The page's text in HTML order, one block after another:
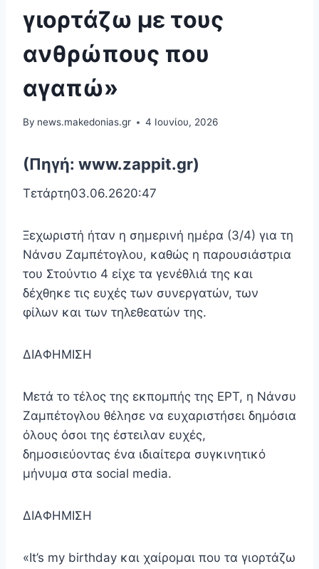
γιορτάζω με τους
ανθρώπους που
αγαπώ»
By news.makedonias.gr 4 Ιουνίου, 2026
(Πηγή: www.zappit.gr)
Τετάρτη03.06.2620:47
Ξεχωριστή ήταν η σημερινή ημέρα (3/4) για τη
Νάνσυ Ζαμπέτογλου, καθώς η παρουσιάστρια
του Στούντιο 4 είχε τα γενέθλιά της και
δέχθηκε τις ευχές των συνεργατών, των
φίλων και των τηλεθεατών της.
ΔΙΑΦΗΜΙΣΗ
Μετά το τέλος της εκπομπής της ΕΡΤ, η Νάνσυ
Ζαμπέτογλου θέλησε να ευχαριστήσει δημόσια
όλους όσοι της έστειλαν ευχές,
δημοσιεύοντας ένα ιδιαίτερα συγκινητικό
μήνυμα στα social media.
ΔΙΑΦΗΜΙΣΗ
«It’s my birthday και χαίρομαι που τα γιορτάζω